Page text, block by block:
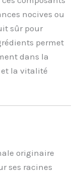
nocives ou
sûr pour
permet
dans la
la vitalité
originaire
ses racines